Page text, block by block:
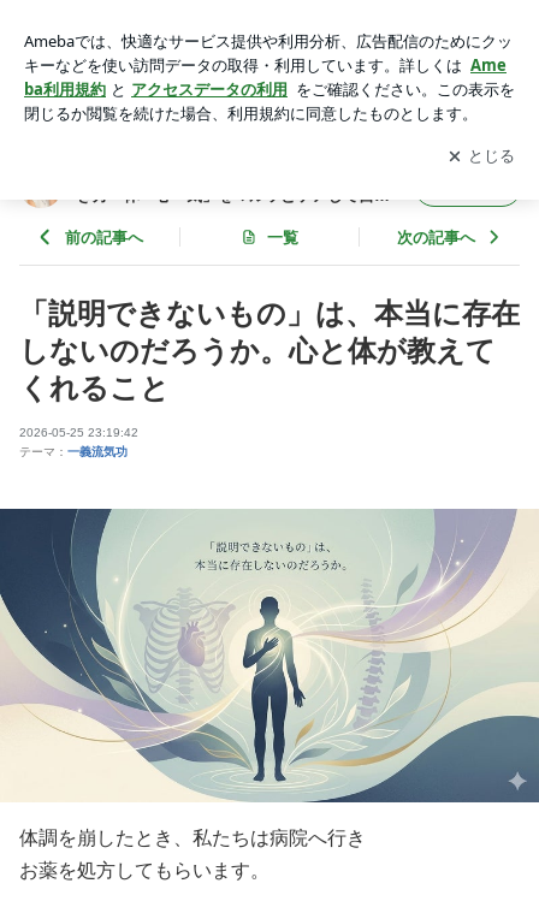
体が教えてくれること。 | ◉100年ライフコーチ◉５０代からの
女性の生き方「体・心・気」をマルッとケアして自分をアップ
デート！
アプリをダウンロードして ブログの更新通知
を受け取りまし
ょう。
開く
き方「体・心・気」をマルッとケアして自分
前の記事へ 一覧 次の記事へ
「説明できないもの」は、本当に存在
しないのだろうか。心と体が教えて
くれること
2026-05-25 23:19:42
テーマ： 一義流気功
体調を崩したとき、私たちは病院へ行き
お薬を処方してもらいます。